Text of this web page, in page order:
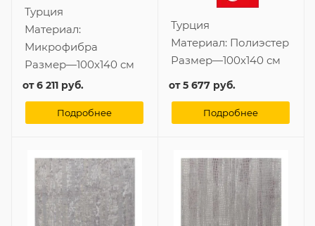
Турция
Материал:
Микрофибра
Размер—100x140 см
от6 211 руб.
Подробнее
Турция
Материал: Полиэстер
Размер—100x140 см
от5 677 руб.
Подробнее